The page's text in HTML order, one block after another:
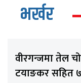
भर्खर
वीरगन्जमा तेल
टयाङकर सहित ७